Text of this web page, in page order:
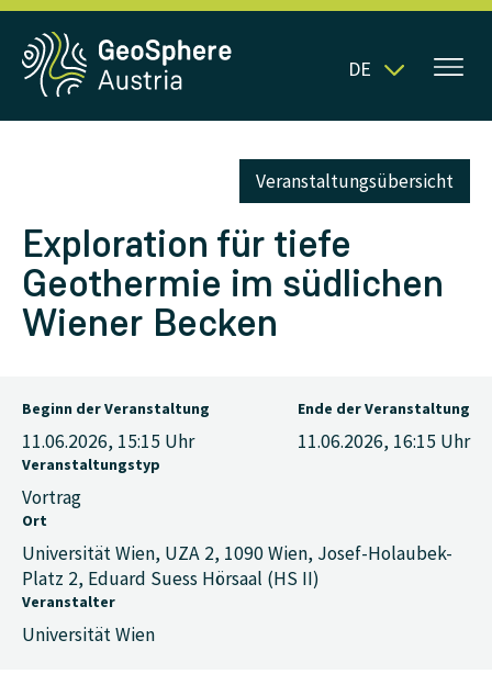
DE
Veranstaltungsübersicht
Exploration für tiefe
Geothermie im südlichen
Wiener Becken
Beginn der Veranstaltung
11.06.2026, 15:15 Uhr
Ende der Veranstaltung
11.06.2026, 16:15 Uhr
Veranstaltungstyp
Vortrag
Ort
Universität Wien, UZA 2, 1090 Wien, Josef-Holaubek-
Platz 2, Eduard Suess Hörsaal (HS II)
Veranstalter
Universität Wien